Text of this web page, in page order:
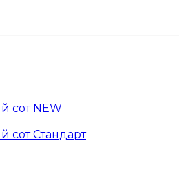
сот NEW
сот Стандарт